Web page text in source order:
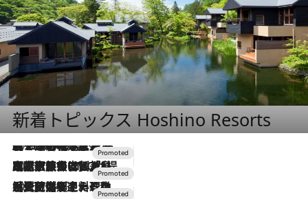
新着トピックス Hoshino Resorts
2026.8.7
【トンボの足水浴】ヒノキの香りに包まれて涼感マックス！約13℃の湧水かけ流しを避暑地「星野温泉 トンボの湯」で体験
2026.7.31
【ホテル帰省】という選択肢をOMOが提案。家族とほどよい距離を保つには「昼は実家、夜は気兼ねなくホテルで！」
2026.7.24
【夏限定ディナーコース】旬を迎える稚鮎や花ズッキーニなどをイタリア・トスカーナの郷土料理の手法で満喫！